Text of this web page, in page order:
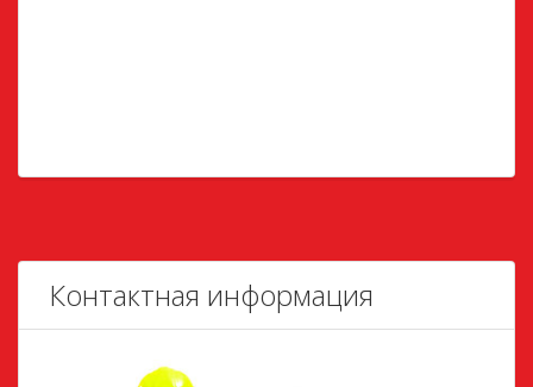
Контактная информация